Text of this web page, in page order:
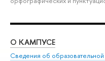
О КАМПУСЕ
Сведения об образовательной